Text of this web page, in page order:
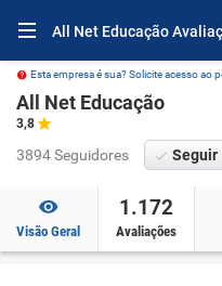
All Net Educação
Esta empresa é sua? Solicite acesso ao
All Net Educação
3,8
3894 Seguidores Seguir
Visão Geral
1.172
Avaliações